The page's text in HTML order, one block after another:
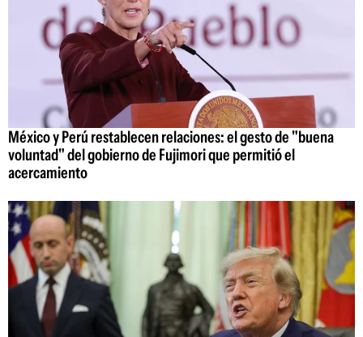
México y Perú restablecen relaciones: el gesto de "buena
voluntad" del gobierno de Fujimori que permitió el
acercamiento